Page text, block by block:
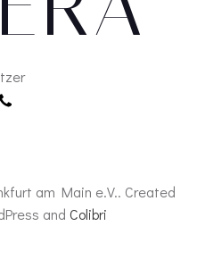
am Main e.V.. Created
and Colibri